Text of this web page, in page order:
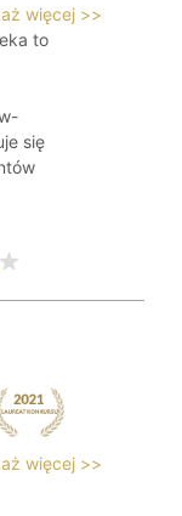
więcej >>
to
się
więcej >>